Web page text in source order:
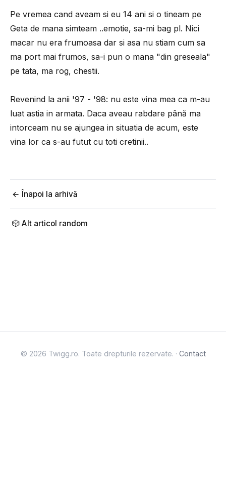
Pe vremea cand aveam si eu 14 ani si o tineam pe
Geta de mana simteam ..emotie, sa-mi bag pl. Nici
macar nu era frumoasa dar si asa nu stiam cum sa
ma port mai frumos, sa-i pun o mana "din greseala"
pe tata, ma rog, chestii.
Revenind la anii '97 - '98: nu este vina mea ca m-au
luat astia in armata. Daca aveau rabdare până ma
intorceam nu se ajungea in situatia de acum, este
vina lor ca s-au futut cu toti cretinii..
← Înapoi la arhivă
🎲 Alt articol random
© 2026 Twigg.ro. Toate drepturile rezervate. · Contact